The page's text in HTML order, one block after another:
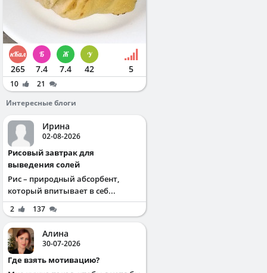
265 7.4 7.4 42 5
10
21
Интересные блоги
Ирина
02-08-2026
Рисовый завтрак для
выведения солей
Рис – природный абсорбент,
который впитывает в себ...
2 137
Алина
30-07-2026
Где взять мотивацию?